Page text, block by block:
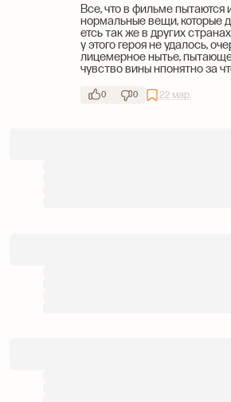
Все, что в фильме пытаются
нормальные вещи, которые
етсь так же в других
у этого героя не удалось,
лицемерное нытье,
чувство вины нпонятно за
0 0 22 мар.